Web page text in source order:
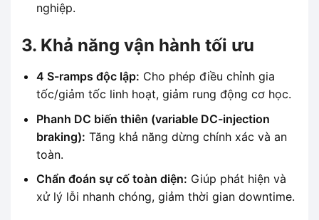
nghiệp.
3. Khả năng vận hành tối ưu
4 S-ramps độc lập: Cho phép điều chỉnh gia
tốc/giảm tốc linh hoạt, giảm rung động cơ học.
Phanh DC biến thiên (variable DC-injection
braking): Tăng khả năng dừng chính xác và an
toàn.
Chẩn đoán sự cố toàn diện: Giúp phát hiện và
xử lý lỗi nhanh chóng, giảm thời gian downtime.